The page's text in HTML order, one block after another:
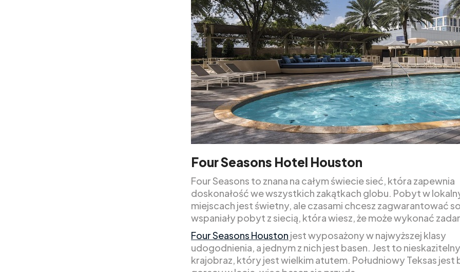
Four Seasons Hotel Houston
Four Seasons to znana na całym świecie sieć, która zapewnia
doskonałość we wszystkich zakątkach globu. Pobyt w
miejscach jest świetny, ale czasami chcesz zagwarantować
wspaniały pobyt z siecią, która wiesz, że może wykonać
Four Seasons Houston jest wyposażony w najwyższej klasy
udogodnienia, a jednym z nich jest basen. Jest to nieskazitelny
krajobraz, który jest wielkim atutem. Południowy Teksas jest